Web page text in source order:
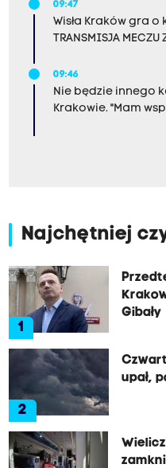
09:47
Wisła Kraków gra
TRANSMISJA MECZU
09:46
Nie będzie innego
Krakowie. "Mam
Najchętniej
1
Gibały
2
upał,